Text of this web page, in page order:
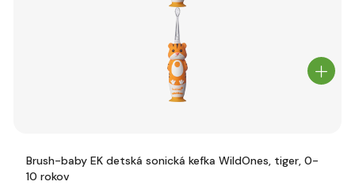
Brush-baby EK detská sonická kefka WildOnes, tiger, 0-
10 rokov